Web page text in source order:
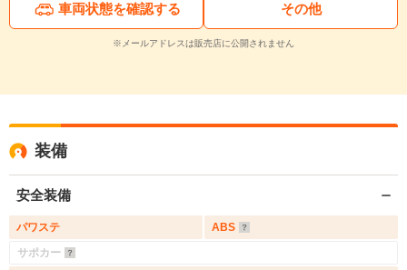
車両状態を確認する その他
※メールアドレスは販売店に公開されません
装備
安全装備
パワステ
ABS
サポカー